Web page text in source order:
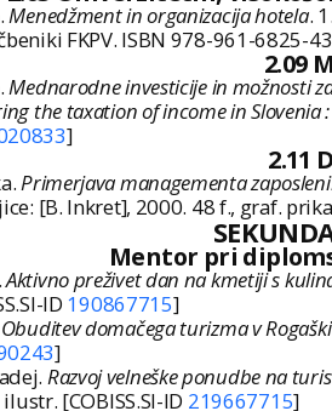
Menedžment in organizacija hotela.
FKPV. ISBN 978-961-6825-
2.09
Mednarodne investicije in možnosti
the taxation of income in Slovenia
]
2.11
Primerjava managementa
[B. Inkret], 2000. 48 f., graf.
Mentor pri
Aktivno preživet dan na kmetiji s
ID 190867715]
Obuditev domačega turizma v
]
Razvoj velneške ponudbe na
[COBISS.SI-ID 219667715]